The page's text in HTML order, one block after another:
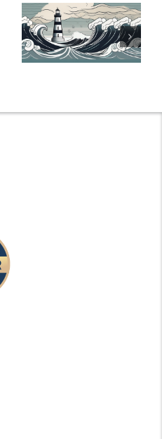
Die Evolution
der
Bauzinsen: Ein
Blick in die